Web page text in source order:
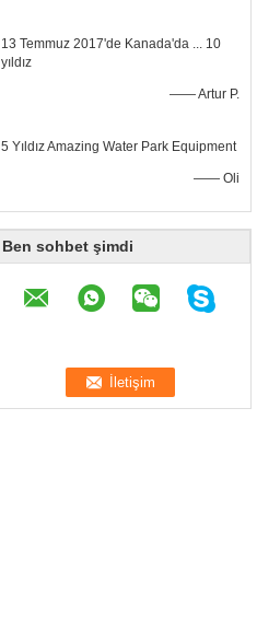
13 Temmuz 2017'de Kanada'da ... 10
yıldız
—— Artur P.
5 Yıldız Amazing Water Park Equipment
—— Oli
Ben sohbet şimdi